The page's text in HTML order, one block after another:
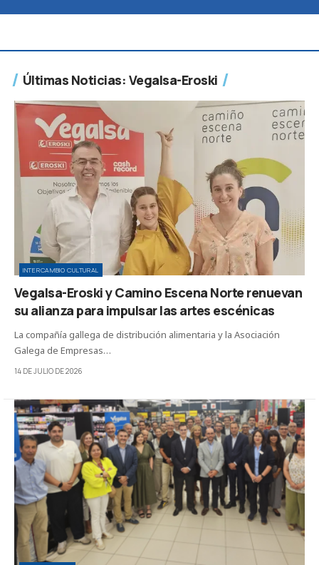
Últimas Noticias: Vegalsa-Eroski
INTERCAMBIO CULTURAL
Vegalsa-Eroski y Camino Escena Norte renuevan
su alianza para impulsar las artes escénicas
La compañía gallega de distribución alimentaria y la Asociación
Galega de Empresas…
14 DE JULIO DE 2026